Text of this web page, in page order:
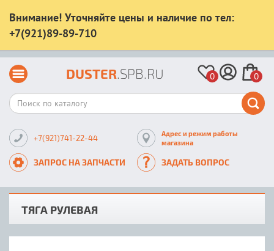
Внимание! Уточняйте цены и наличие по тел:
+7(921)89-89-710
DUSTER.SPB.RU 0 0
+7(921)741-22-44
Адрес и режим работы
магазина
ЗАПРОС НА ЗАПЧАСТИ ЗАДАТЬ ВОПРОС
ТЯГА РУЛЕВАЯ